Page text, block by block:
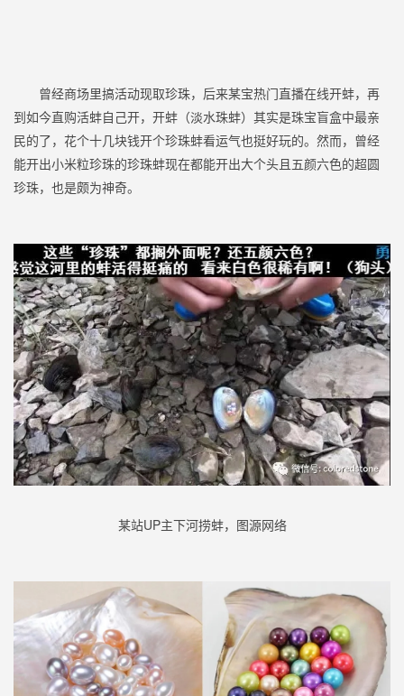
曾经商场里搞活动现取珍珠，后来某宝热门直播在线开蚌，再
到如今直购活蚌自己开，开蚌（淡水珠蚌）其实是珠宝盲盒中最亲
民的了，花个十几块钱开个珍珠蚌看运气也挺好玩的。然而，曾经
能开出小米粒珍珠的珍珠蚌现在都能开出大个头且五颜六色的超圆
珍珠，也是颇为神奇。
某站UP主下河捞蚌，图源网络